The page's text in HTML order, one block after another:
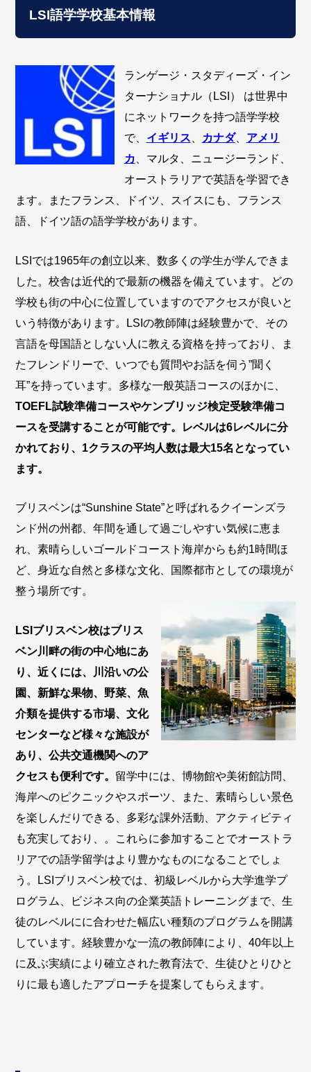
LSI語学学校基本情報
ランゲージ・スタディーズ・イン
ターナショナル（LSI） は世界中
にネットワークを持つ語学学校
で、 イギリス カナダ、 アメリ
カ 、マルタ、ニュージーランド、
オーストラリアで英語を学習でき
ます。またフランス、ドイツ、スイスにも、フランス
語、ドイツ語の語学学校があります。
LSIでは1965年の創立以来、数多くの学生が学んできま
した。校舎は近代的で最新の機器を備えています。どの
学校も街の中心に位置していますのでアクセスが良いと
いう特徴があります。LSIの教師陣は経験豊かで、その
言語を母国語としない人に教える資格を持っており、ま
たフレンドリーで、いつでも質問やお話を伺う”聞く
耳”を持っています。多様な一般英語コースのほかに、
TOEFL試験準備コースやケンブリッジ検定受験準備コ
ースを受講することが可能です。レベルは6レベルに分
かれており、1クラスの平均人数は最大15名となってい
ます。
ブリスベンは“Sunshine State”と呼ばれるクイーンズラ
ンド州の州都、年間を通して過ごしやすい気候に恵ま
れ、素晴らしいゴールドコースト海岸からも約1時間ほ
ど、身近な自然と多様な文化、国際都市としての環境が
整う場所です。
LSIブリスベン校はブリス
ベン川畔の街の中心地にあ
り、近くには、川沿いの公
園、新鮮な果物、野菜、魚
介類を提供する市場、文化
センターなど様々な施設が
あり、公共交通機関へのア
クセスも便利です。 留学中には、博物館や美術館訪問、
海岸へのピクニックやスポーツ、また、素晴らしい景色
を楽しんだりできる、多彩な課外活動、アクティビティ
も充実しており、。これらに参加することでオーストラ
リアでの語学留学はより豊かなものになることでしょ
う。LSIブリスベン校では、初級レベルから大学進学プ
ログラム、ビジネス向の企業英語トレーニングまで、生
徒のレベルにに合わせた幅広い種類のプログラムを開講
しています。経験豊かな一流の教師陣により、40年以上
に及ぶ実績により確立された教育法で、生徒ひとりひと
りに最も適したアプローチを提案してもらえます。